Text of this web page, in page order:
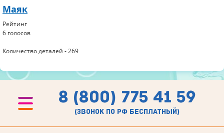
Маяк
Рейтинг
6 голосов
Количество деталей - 269
8 (800) 775 41 59
(звонок по рф бесплатный)